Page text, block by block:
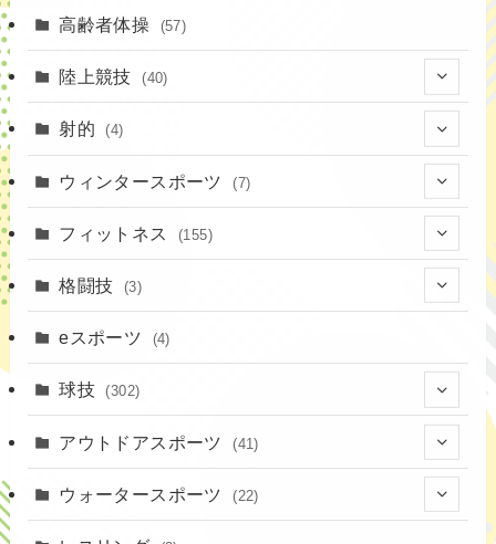
高齢者体操 (57)
陸上競技 (40)
(2)
射的 (4)
(4)
ウィンタースポーツ (7)
(7)
フィットネス (155)
(16)
(37)
(18)
格闘技 (3)
(3)
eスポーツ (4)
球技 (302)
(20)
アウトドアスポーツ (41)
(4)
(8)
ウォータースポーツ (22)